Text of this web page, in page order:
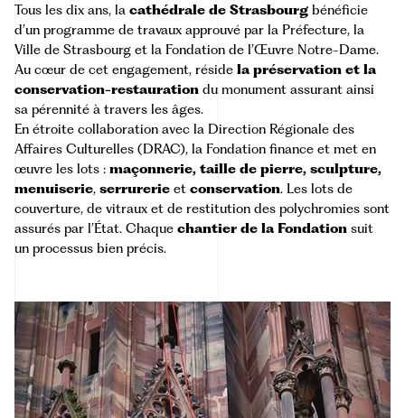
Tous les dix ans, la cathédrale de Strasbourg bénéficie
d’un programme de travaux approuvé par la Préfecture, la
Ville de Strasbourg et la Fondation de l’Œuvre Notre-Dame.
Au cœur de cet engagement, réside la préservation et la
conservation-restauration du monument assurant ainsi
sa pérennité à travers les âges.
En étroite collaboration avec la Direction Régionale des
Affaires Culturelles (DRAC), la Fondation finance et met en
œuvre les lots : maçonnerie, taille de pierre, sculpture,
menuiserie, serrurerie et conservation. Les lots de
couverture, de vitraux et de restitution des polychromies sont
assurés par l’État. Chaque chantier de la Fondation suit
un processus bien précis.